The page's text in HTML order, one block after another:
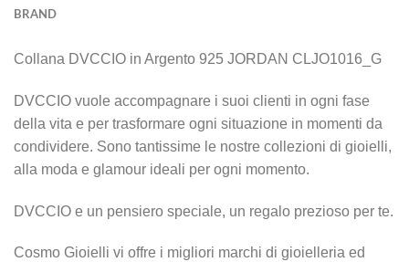
BRAND
Collana DVCCIO in Argento 925 JORDAN CLJO1016_G
DVCCIO vuole accompagnare i suoi clienti in ogni fase
della vita e per trasformare ogni situazione in momenti da
condividere. Sono tantissime le nostre collezioni di gioielli,
alla moda e glamour ideali per ogni momento.
DVCCIO e un pensiero speciale, un regalo prezioso per te.
Cosmo Gioielli vi offre i migliori marchi di gioielleria ed